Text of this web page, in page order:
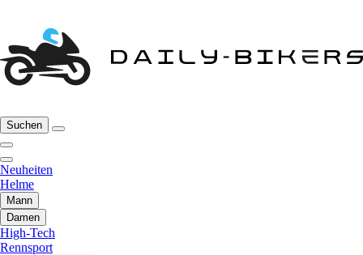
Suchen
Neuheiten
Helme
Mann
Damen
High-Tech
Rennsport